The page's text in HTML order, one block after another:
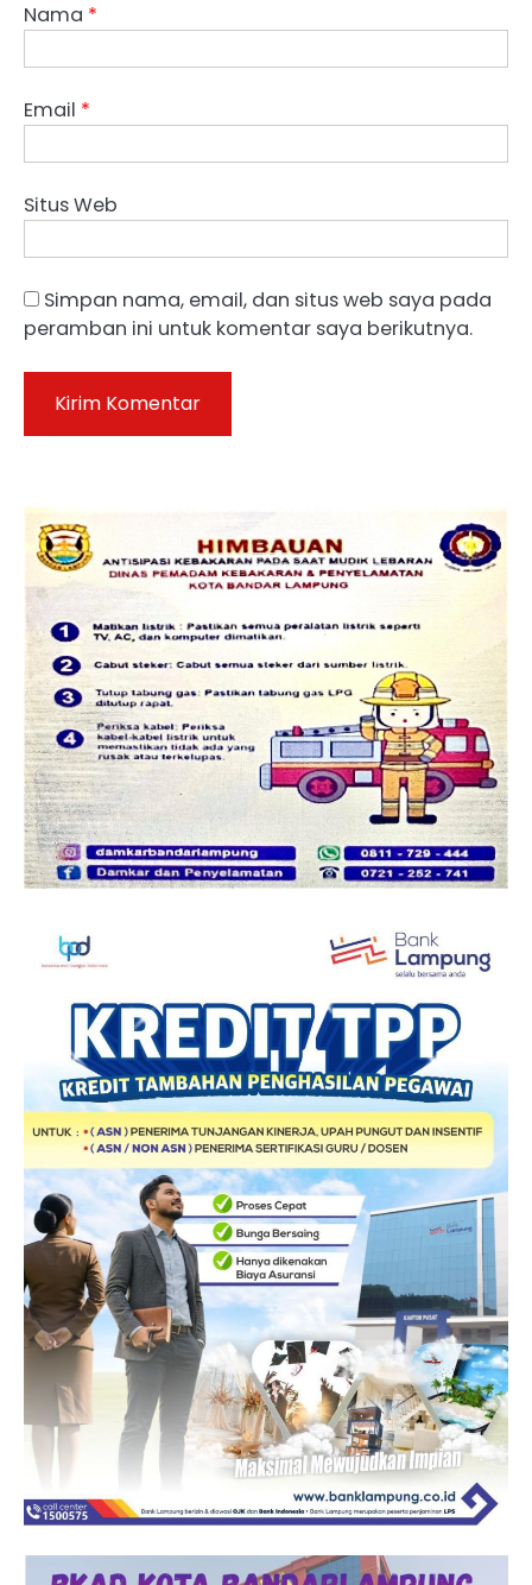
Nama *
Email *
Situs Web
Simpan nama, email, dan situs web saya pada
peramban ini untuk komentar saya berikutnya.